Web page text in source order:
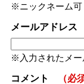
ニックネーム可
メールアドレス
入力されたメ
コメント （必